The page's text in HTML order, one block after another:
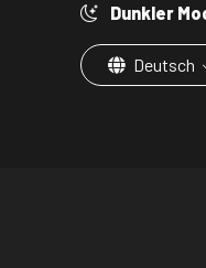
Dunkler
Deutsch